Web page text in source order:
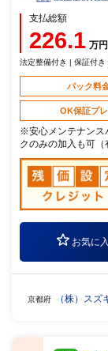
支払総額
226.1 万円
法定整備付き | 保証付
パック料
OK保証プ
※安心メンテナンス
クのみの加入も可（
お気に
京都府 （株）ス